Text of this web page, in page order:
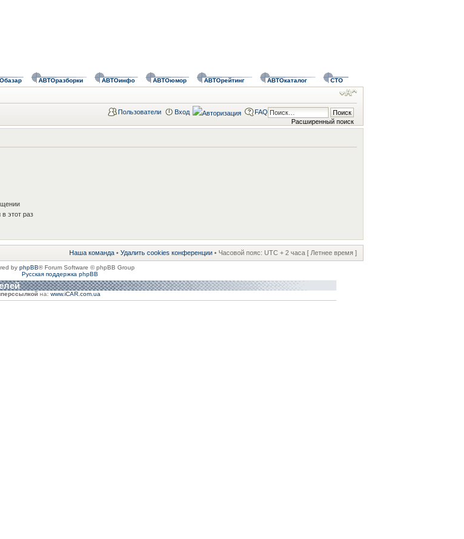
АВТОразборки АВТОинфо АВТОюмор АВТОрейтинг АВТОкаталог СТО
Расширенный поиск
Пользователи Вход FAQ
этот раз
Наша команда • Удалить cookies конференции • Часовой пояс: UTC + 2 часа [ Летнее время ]
by phpBB® Forum Software © phpBB Group
Русская поддержка phpBB
на: www.iCAR.com.ua